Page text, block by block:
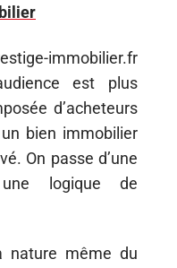
immobilier.fr
est plus
d’acheteurs
bien immobilier
On passe d’une
logique de
nature même du